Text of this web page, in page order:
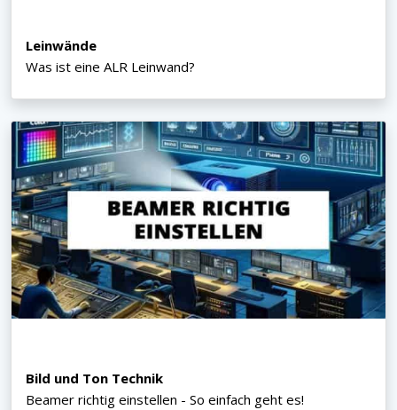
Leinwände
Was ist eine ALR Leinwand?
Bild und Ton Technik
Beamer richtig einstellen - So einfach geht es!